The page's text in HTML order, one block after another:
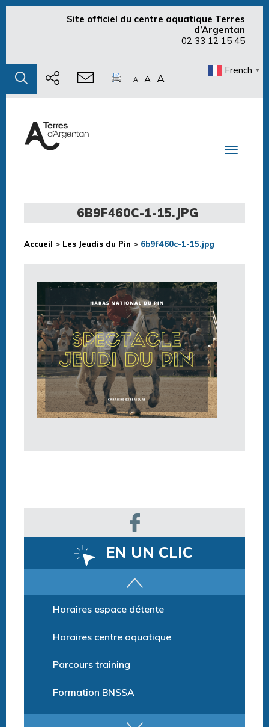
Site officiel du centre aquatique Terres
d’Argentan
02 33 12 15 45
A A A
French ▼
Toggle
6B9F460C-1-15.JPG
Accueil > Les Jeudis du Pin > 6b9f460c-1-15.jpg
EN UN CLIC
Horaires espace détente
Horaires centre aquatique
Parcours training
Formation BNSSA
Les activités pour la saison 2025/26